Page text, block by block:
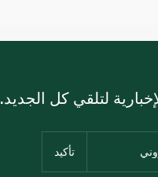
لتلقي كل الجديد.